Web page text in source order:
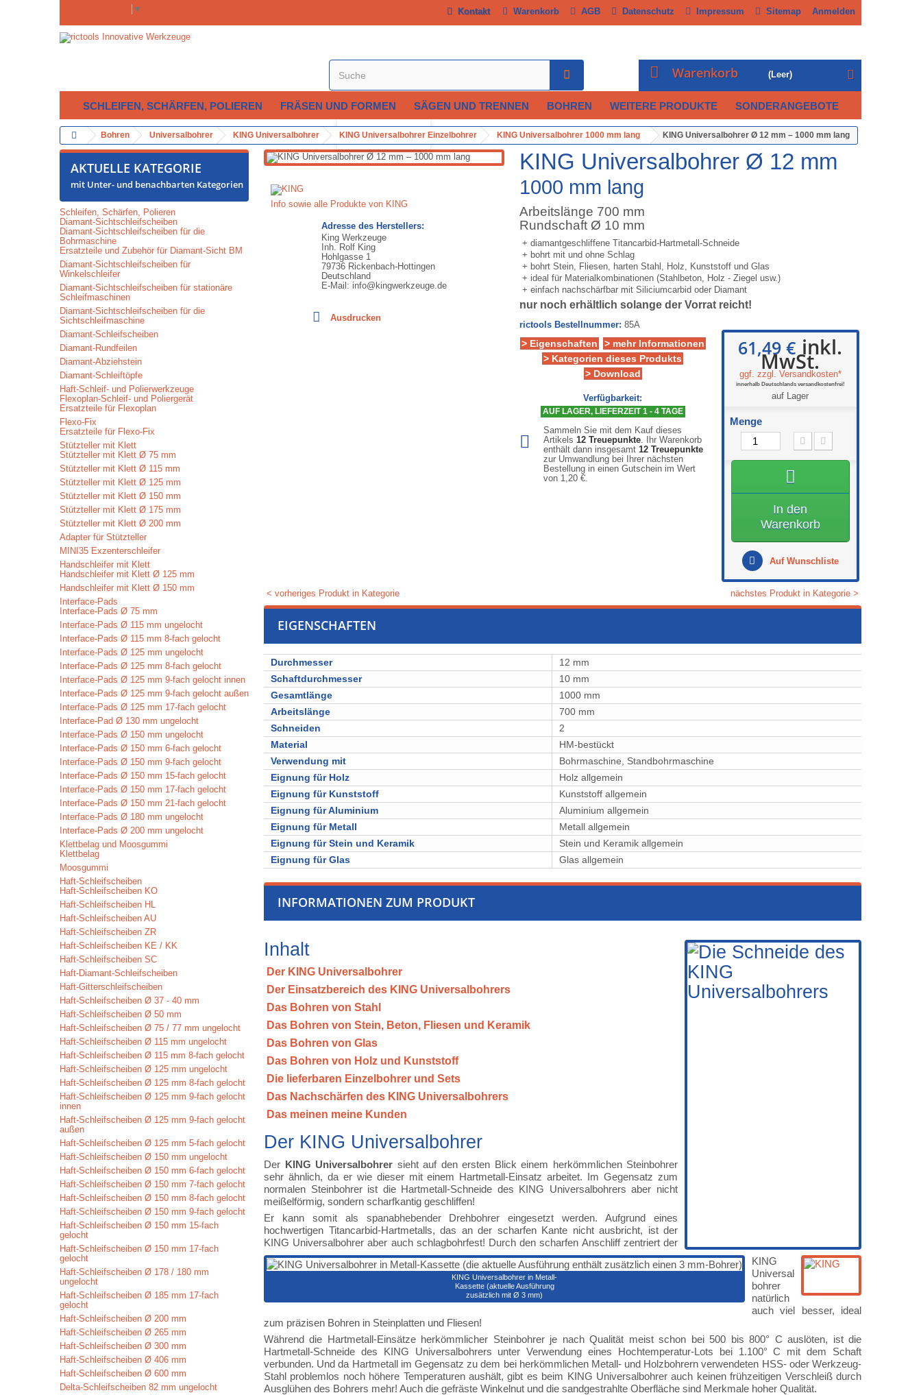
Anmelden
▼ Sitemap
Impressum
Datenschutz
AGB
Warenkorb
Kontakt
Warenkorb (Leer)
SCHLEIFEN, SCHÄRFEN, POLIEREN FRÄSEN UND FORMEN SÄGEN UND TRENNEN BOHREN WEITERE PRODUKTE SONDERANGEBOTE
Bohren Universalbohrer KING Universalbohrer KING Universalbohrer Einzelbohrer KING Universalbohrer 1000 mm lang KING Universalbohrer Ø 12 mm – 1000 mm lang
AKTUELLE KATEGORIE
mit Unter- und benachbarten Kategorien
Schleifen, Schärfen, Polieren
Diamant-Sichtschleifscheiben
Diamant-Sichtschleifscheiben für die
Bohrmaschine
Ersatzteile und Zubehör für Diamant-Sicht BM
Diamant-Sichtschleifscheiben für
Winkelschleifer
Diamant-Sichtschleifscheiben für stationäre
Schleifmaschinen
Diamant-Sichtschleifscheiben für die
Sichtschleifmaschine
Diamant-Schleifscheiben
Diamant-Rundfeilen
Diamant-Abziehstein
Diamant-Schleiftöpfe
Haft-Schleif- und Polierwerkzeuge
Flexoplan-Schleif- und Poliergerät
Ersatzteile für Flexoplan
Flexo-Fix
Ersatzteile für Flexo-Fix
Stützteller mit Klett
Stützteller mit Klett Ø 75 mm
Stützteller mit Klett Ø 115 mm
Stützteller mit Klett Ø 125 mm
Stützteller mit Klett Ø 150 mm
Stützteller mit Klett Ø 175 mm
Stützteller mit Klett Ø 200 mm
Adapter für Stützteller
MINI35 Exzenterschleifer
Handschleifer mit Klett
Handschleifer mit Klett Ø 125 mm
Handschleifer mit Klett Ø 150 mm
Interface-Pads
Interface-Pads Ø 75 mm
Interface-Pads Ø 115 mm ungelocht
Interface-Pads Ø 115 mm 8-fach gelocht
Interface-Pads Ø 125 mm ungelocht
Interface-Pads Ø 125 mm 8-fach gelocht
Interface-Pads Ø 125 mm 9-fach gelocht innen
Interface-Pads Ø 125 mm 9-fach gelocht außen
Interface-Pads Ø 125 mm 17-fach gelocht
Interface-Pad Ø 130 mm ungelocht
Interface-Pads Ø 150 mm ungelocht
Interface-Pads Ø 150 mm 6-fach gelocht
Interface-Pads Ø 150 mm 9-fach gelocht
Interface-Pads Ø 150 mm 15-fach gelocht
Interface-Pads Ø 150 mm 17-fach gelocht
Interface-Pads Ø 150 mm 21-fach gelocht
Interface-Pads Ø 180 mm ungelocht
Interface-Pads Ø 200 mm ungelocht
Klettbelag und Moosgummi
Klettbelag
Moosgummi
Haft-Schleifscheiben
Haft-Schleifscheiben KO
Haft-Schleifscheiben HL
Haft-Schleifscheiben AU
Haft-Schleifscheiben ZR
Haft-Schleifscheiben KE / KK
Haft-Schleifscheiben SC
Haft-Diamant-Schleifscheiben
Haft-Gitterschleifscheiben
Haft-Schleifscheiben Ø 37 - 40 mm
Haft-Schleifscheiben Ø 50 mm
Haft-Schleifscheiben Ø 75 / 77 mm ungelocht
Haft-Schleifscheiben Ø 115 mm ungelocht
Haft-Schleifscheiben Ø 115 mm 8-fach gelocht
Haft-Schleifscheiben Ø 125 mm ungelocht
Haft-Schleifscheiben Ø 125 mm 8-fach gelocht
Haft-Schleifscheiben Ø 125 mm 9-fach gelocht
innen
Haft-Schleifscheiben Ø 125 mm 9-fach gelocht
außen
Haft-Schleifscheiben Ø 125 mm 5-fach gelocht
Haft-Schleifscheiben Ø 150 mm ungelocht
Haft-Schleifscheiben Ø 150 mm 6-fach gelocht
Haft-Schleifscheiben Ø 150 mm 7-fach gelocht
Haft-Schleifscheiben Ø 150 mm 8-fach gelocht
Haft-Schleifscheiben Ø 150 mm 9-fach gelocht
Haft-Schleifscheiben Ø 150 mm 15-fach
gelocht
Haft-Schleifscheiben Ø 150 mm 17-fach
gelocht
Haft-Schleifscheiben Ø 178 / 180 mm
ungelocht
Haft-Schleifscheiben Ø 185 mm 17-fach
gelocht
Haft-Schleifscheiben Ø 200 mm
Haft-Schleifscheiben Ø 265 mm
Haft-Schleifscheiben Ø 300 mm
Haft-Schleifscheiben Ø 406 mm
Haft-Schleifscheiben Ø 600 mm
Delta-Schleifscheiben 82 mm ungelocht
Vergrößern
Info sowie alle Produkte von KING
Adresse des Herstellers:
King Werkzeuge
Inh. Rolf King
Hohlgasse 1
79736 Rickenbach-Hottingen
Deutschland
E-Mail: info@kingwerkzeuge.de
Ausdrucken
KING Universalbohrer Ø 12 mm
1000 mm lang
Arbeitslänge 700 mm
Rundschaft Ø 10 mm
+ diamantgeschliffene Titancarbid-Hartmetall-Schneide
+ bohrt mit und ohne Schlag
+ bohrt Stein, Fliesen, harten Stahl, Holz, Kunststoff und Glas
+ ideal für Materialkombinationen (Stahlbeton, Holz - Ziegel usw.)
+ einfach nachschärfbar mit Siliciumcarbid oder Diamant
nur noch erhältlich solange der Vorrat reicht!
rictools Bestellnummer: 85A
> Eigenschaften
> mehr Informationen
> Kategorien dieses Produkts
> Download
Verfügbarkeit:
AUF LAGER, LIEFERZEIT 1 - 4 TAGE
Sammeln Sie mit dem Kauf dieses
Artikels 12Treuepunkte. Ihr Warenkorb
enthält dann insgesamt 12Treuepunkte
zur Umwandlung bei Ihrer nächsten
Bestellung in einen Gutschein im Wert
von 1,20 €.
61,49 € inkl.
MwSt.
ggf. zzgl. Versandkosten*
innerhalb Deutschlands versandkostenfrei!
auf Lager
Menge
In den
Warenkorb
Auf Wunschliste
< vorheriges Produkt in Kategorie nächstes Produkt in Kategorie >
EIGENSCHAFTEN
Durchmesser
12 mm
Schaftdurchmesser
10 mm
Gesamtlänge
1000 mm
Arbeitslänge
700 mm
Schneiden
2
Material
⁠⁠⁠⁠⁠⁠⁠⁠HM-bestückt
Verwendung mit
Bohrmaschine, Standbohrmaschine
Eignung für Holz
Holz allgemein
Eignung für Kunststoff
Kunststoff allgemein
Eignung für Aluminium
Aluminium allgemein
Eignung für Metall
Metall allgemein
Eignung für Stein und Keramik
Stein und Keramik allgemein
Eignung für Glas
Glas allgemein
INFORMATIONEN ZUM PRODUKT
Inhalt
Der KING Universalbohrer
Der Einsatzbereich des KING Universalbohrers
Das Bohren von Stahl
Das Bohren von Stein, Beton, Fliesen und Keramik
Das Bohren von Glas
Das Bohren von Holz und Kunststoff
Die lieferbaren Einzelbohrer und Sets
Das Nachschärfen des KING Universalbohrers
Das meinen meine Kunden
Der KING Universalbohrer
KING Universalbohrer in Metall-
Kassette (aktuelle Ausführung
zusätzlich mit Ø 3 mm)
Der KING Universalbohrer sieht auf den ersten Blick einem herkömmlichen Steinbohrer
sehr ähnlich, da er wie dieser mit einem Hartmetall-Einsatz arbeitet. Im Gegensatz zum
normalen Steinbohrer ist die Hartmetall-Schneide des KING Universalbohrers aber nicht
meißelförmig, sondern scharfkantig geschliffen!
Er kann somit als spanabhebender Drehbohrer eingesetzt werden. Aufgrund eines
hochwertigen Titancarbid-Hartmetalls, das an der scharfen Kante nicht ausbricht, ist der
KING Universalbohrer aber auch schlagbohrfest! Durch den scharfen Anschliff zentriert der
KING
Universal
bohrer
natürlich
auch viel besser, ideal
zum präzisen Bohren in Steinplatten und Fliesen!
Während die Hartmetall-Einsätze herkömmlicher Steinbohrer je nach Qualität meist schon bei 500 bis 800° C auslöten, ist die
Hartmetall-Schneide des KING Universalbohrers unter Verwendung eines Hochtemperatur-Lots bei 1.100° C mit dem Schaft
verbunden. Und da Hartmetall im Gegensatz zu dem bei herkömmlichen Metall- und Holzbohrern verwendeten HSS- oder Werkzeug-
Stahl problemlos noch höhere Temperaturen aushält, gibt es beim KING Universalbohrer auch keinen frühzeitigen Verschleiß durch
Ausglühen des Bohrers mehr! Auch die gefräste Winkelnut und die sandgestrahlte Oberfläche sind Merkmale hoher Qualität.